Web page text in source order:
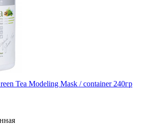
Tea Modeling Mask / container 240гр